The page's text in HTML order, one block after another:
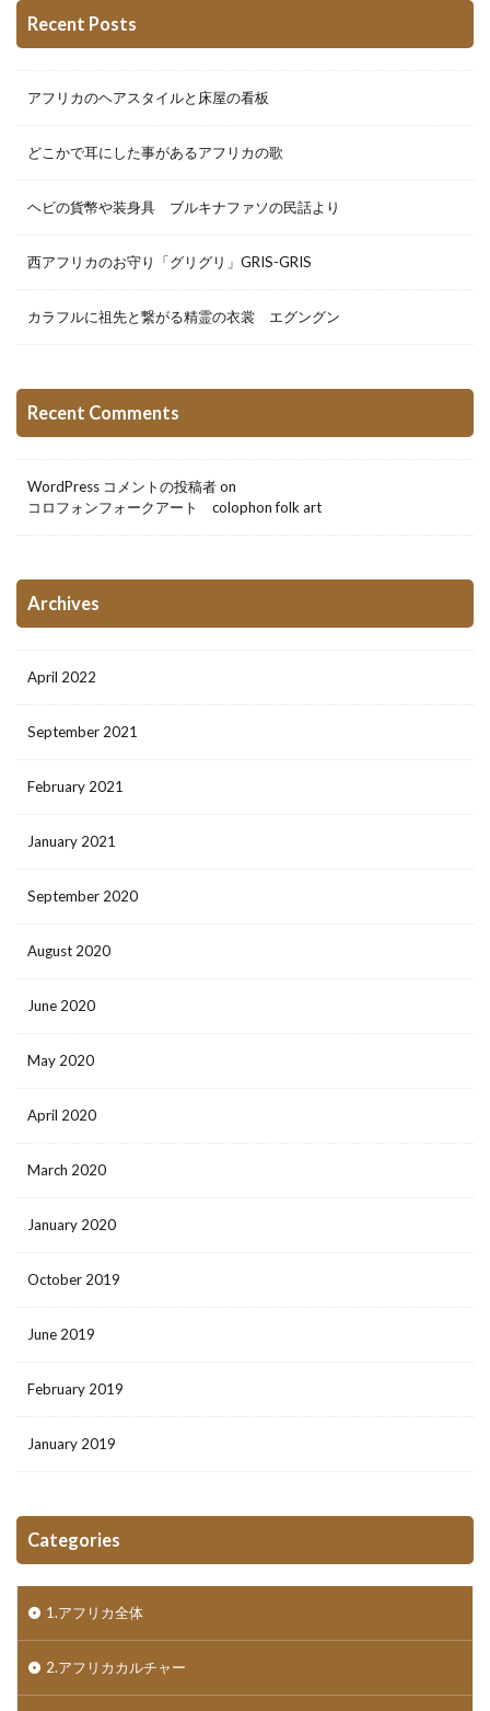
Recent Posts
アフリカのヘアスタイルと床屋の看板
どこかで耳にした事があるアフリカの歌
ヘビの貨幣や装身具 ブルキナファソの民話より
西アフリカのお守り「グリグリ」GRIS-GRIS
カラフルに祖先と繋がる精霊の衣裳 エグングン
Recent Comments
WordPress コメントの投稿者on
コロフォンフォークアート colophon folk art
Archives
April 2022
September 2021
February 2021
January 2021
September 2020
August 2020
June 2020
May 2020
April 2020
March 2020
January 2020
October 2019
June 2019
February 2019
January 2019
Categories
1.アフリカ全体
2.アフリカカルチャー